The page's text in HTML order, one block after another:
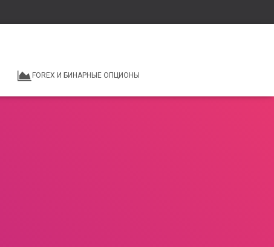
FOREX И БИНАРНЫЕ ОПЦИОНЫ